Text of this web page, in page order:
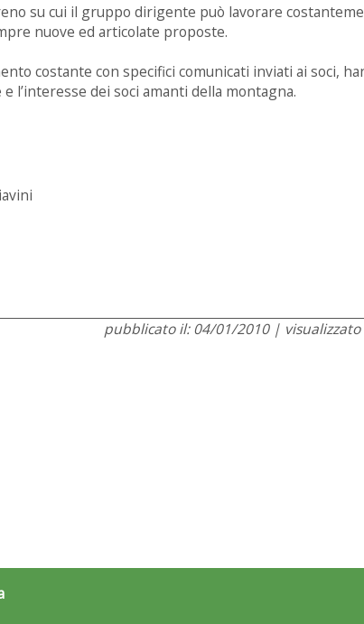
su cui il gruppo dirigente può lavorare
nuove ed articolate proposte.
costante con specifici comunicati inviati ai soci,
l’interesse dei soci amanti della montagna.
pubblicato il: 04/01/2010 | visualizzato